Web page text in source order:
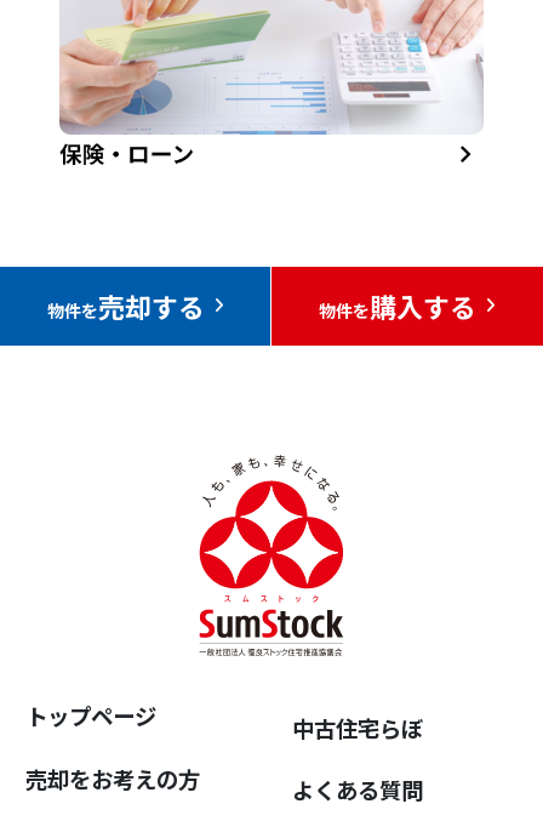
物件を売却する 物件を購入する
トップページ
売却をお考えの方
中古住宅らぼ
よくある質問